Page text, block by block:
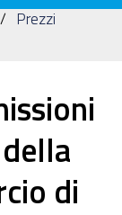
Prezzi
di